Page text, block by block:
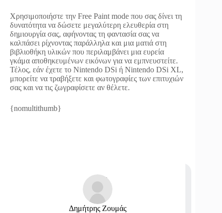
Χρησιμοποιήστε την Free Paint mode που σας δίνει τη
δυνατότητα να δώσετε μεγαλύτερη ελευθερία στη
δημιουργία σας, αφήνοντας τη φαντασία σας να
καλπάσει ρίχνοντας παράλληλα και μια ματιά στη
βιβλιοθήκη υλικών που περιλαμβάνει μια ευρεία
γκάμα αποθηκευμένων εικόνων για να εμπνευστείτε.
Τέλος, εάν έχετε το Nintendo DSi ή Nintendo DSi XL,
μπορείτε να τραβήξετε και φωτογραφίες των επιτυχιών
σας και να τις ζωγραφίσετε αν θέλετε.
{nomultithumb}
Δημήτρης Ζουμάς